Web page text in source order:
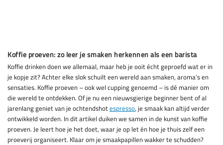
Koffie proeven: zo leer je smaken herkennen als een barista
Koffie drinken doen we allemaal, maar heb je ooit écht geproefd wat er in
je kopje zit? Achter elke slok schuilt een wereld aan smaken, aroma’s en
sensaties. Koffie proeven – ook wel cupping genoemd – is dé manier om
die wereld te ontdekken. Of je nu een nieuwsgierige beginner bent of al
jarenlang geniet van je ochtendshotespresso, je smaak kan altijd verder
ontwikkeld worden. In dit artikel duiken we samen in de kunst van koffie
proeven. Je leert hoe je het doet, waar je op let én hoe je thuis zelf een
proeverij organiseert. Klaar om je smaakpapillen wakker te schudden?